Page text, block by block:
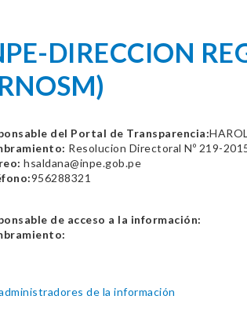
DIRECCION
del Portal de Transparencia:
Resolucion Directoral Nº 219-
hsaldana@inpe.gob.pe
956288321
de acceso a la información:
de la información